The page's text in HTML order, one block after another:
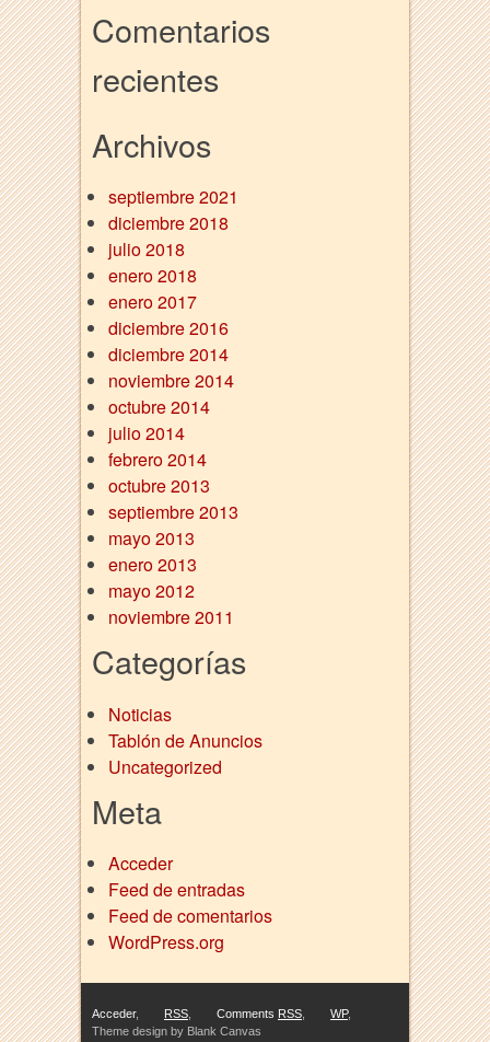
Comentarios
recientes
Archivos
septiembre 2021
diciembre 2018
julio 2018
enero 2018
enero 2017
diciembre 2016
diciembre 2014
noviembre 2014
octubre 2014
julio 2014
febrero 2014
octubre 2013
septiembre 2013
mayo 2013
enero 2013
mayo 2012
noviembre 2011
Categorías
Noticias
Tablón de Anuncios
Uncategorized
Meta
Acceder
Feed de entradas
Feed de comentarios
WordPress.org
luxurywatch.io
Acceder, RSS Comments RSS WP,
Theme design by Blank Canvas